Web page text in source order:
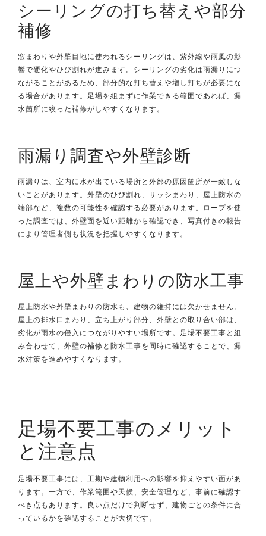
シーリングの打ち替えや部分
補修
窓まわりや外壁目地に使われるシーリングは、紫外線や雨風の影
響で硬化やひび割れが進みます。シーリングの劣化は雨漏りにつ
ながることがあるため、部分的な打ち替えや増し打ちが必要にな
る場合があります。足場を組まずに作業できる範囲であれば、漏
水箇所に絞った補修がしやすくなります。
雨漏り調査や外壁診断
雨漏りは、室内に水が出ている場所と外部の原因箇所が一致しな
いことがあります。外壁のひび割れ、サッシまわり、屋上防水の
端部など、複数の可能性を確認する必要があります。ロープを使
った調査では、外壁面を近い距離から確認でき、写真付きの報告
により管理者側も状況を把握しやすくなります。
屋上や外壁まわりの防水工事
屋上防水や外壁まわりの防水も、建物の維持には欠かせません。
屋上の排水口まわり、立ち上がり部分、外壁との取り合い部は、
劣化が雨水の侵入につながりやすい場所です。足場不要工事と組
み合わせて、外壁の補修と防水工事を同時に確認することで、漏
水対策を進めやすくなります。
足場不要工事のメリット
と注意点
足場不要工事には、工期や建物利用への影響を抑えやすい面があ
ります。一方で、作業範囲や天候、安全管理など、事前に確認す
べき点もあります。良い点だけで判断せず、建物ごとの条件に合
っているかを確認することが大切です。